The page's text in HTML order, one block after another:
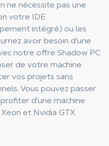
ne nécessite pas une
votre IDE
intégré) ou les
avoir besoin d'une
notre offre Shadow PC
de votre machine
vos projets sans
Vous pouvez passer
d'une machine
et Nvidia GTX